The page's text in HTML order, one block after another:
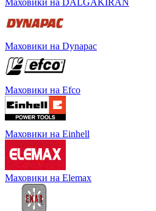
Маховики на Dynapac
Маховики на Efco
Маховики на Einhell
Маховики на Elemax